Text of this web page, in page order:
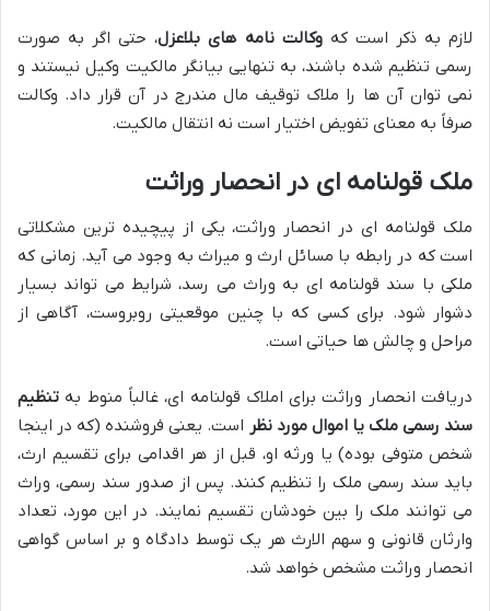
لازم به ذکر است کهوکالت نامه های بلاعزل، حتی اگر به صورت
رسمی تنظیم شده باشند، به تنهایی بیانگر مالکیت وکیل نیستند و
نمی توان آن ها را ملاک توقیف مال مندرج در آن قرار داد. وکالت
صرفاً به معنای تفویض اختیار است نه انتقال مالکیت.
ملک قولنامه ای در انحصار وراثت
ملک قولنامه ای در انحصار وراثت، یکی از پیچیده ترین مشکلاتی
است که در رابطه با مسائل ارث و میراث به وجود می آید. زمانی که
ملکی با سند قولنامه ای به وراث می رسد، شرایط می تواند بسیار
دشوار شود. برای کسی که با چنین موقعیتی روبروست، آگاهی از
مراحل و چالش ها حیاتی است.
دریافت انحصار وراثت برای املاک قولنامه ای، غالباً منوط به تنظیم
سند رسمی ملک یا اموال مورد نظر است. یعنی فروشنده (که در اینجا
شخص متوفی بوده) یا ورثه او، قبل از هر اقدامی برای تقسیم ارث،
باید سند رسمی ملک را تنظیم کنند. پس از صدور سند رسمی، وراث
می توانند ملک را بین خودشان تقسیم نمایند. در این مورد، تعداد
وارثان قانونی و سهم الارث هر یک توسط دادگاه و بر اساس گواهی
انحصار وراثت مشخص خواهد شد.